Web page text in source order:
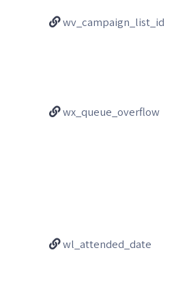
wv_campaign_list_id
wx_queue_overflow
wl_attended_date